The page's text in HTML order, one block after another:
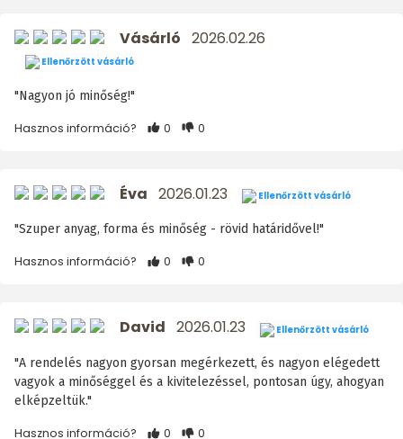
Vásárló 2026.02.26
Ellenőrzött vásárló
"Nagyon jó minőség!"
Hasznos információ? 0 0
Éva 2026.01.23 Ellenőrzött vásárló
"Szuper anyag, forma és minőség - rövid határidővel!"
Hasznos információ? 0 0
David 2026.01.23 Ellenőrzött vásárló
"A rendelés nagyon gyorsan megérkezett, és nagyon elégedett
vagyok a minőséggel és a kivitelezéssel, pontosan úgy, ahogyan
elképzeltük."
Hasznos információ? 0 0